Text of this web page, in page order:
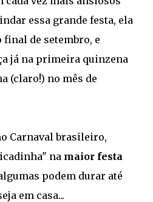
essa grande festa, ela
de setembro, e
já na primeira quinzena
(claro!) no mês de
Carnaval brasileiro,
na maior festa
podem durar até
em casa...